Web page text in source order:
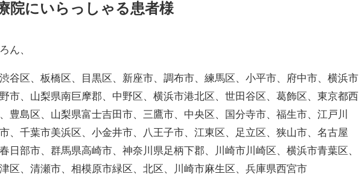
院にいらっしゃる患者様
ん、
谷区、板橋区、目黒区、新座市、調布市、練馬区、小平市、府中市、横浜市
市、山梨県南巨摩郡、中野区、横浜市港北区、世田谷区、葛飾区、東京都西
豊島区、山梨県富士吉田市、三鷹市、中央区、国分寺市、福生市、江戸川
、千葉市美浜区、小金井市、八王子市、江東区、足立区、狭山市、名古屋
日部市、群馬県高崎市、神奈川県足柄下郡、川崎市川崎区、横浜市青葉区、
区、清瀬市、相模原市緑区、北区、川崎市麻生区、兵庫県西宮市